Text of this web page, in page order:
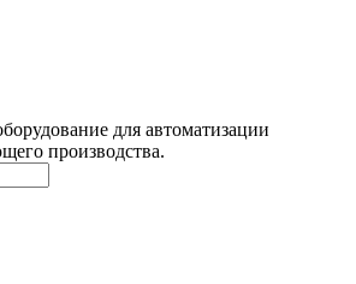
для автоматизации
производства.